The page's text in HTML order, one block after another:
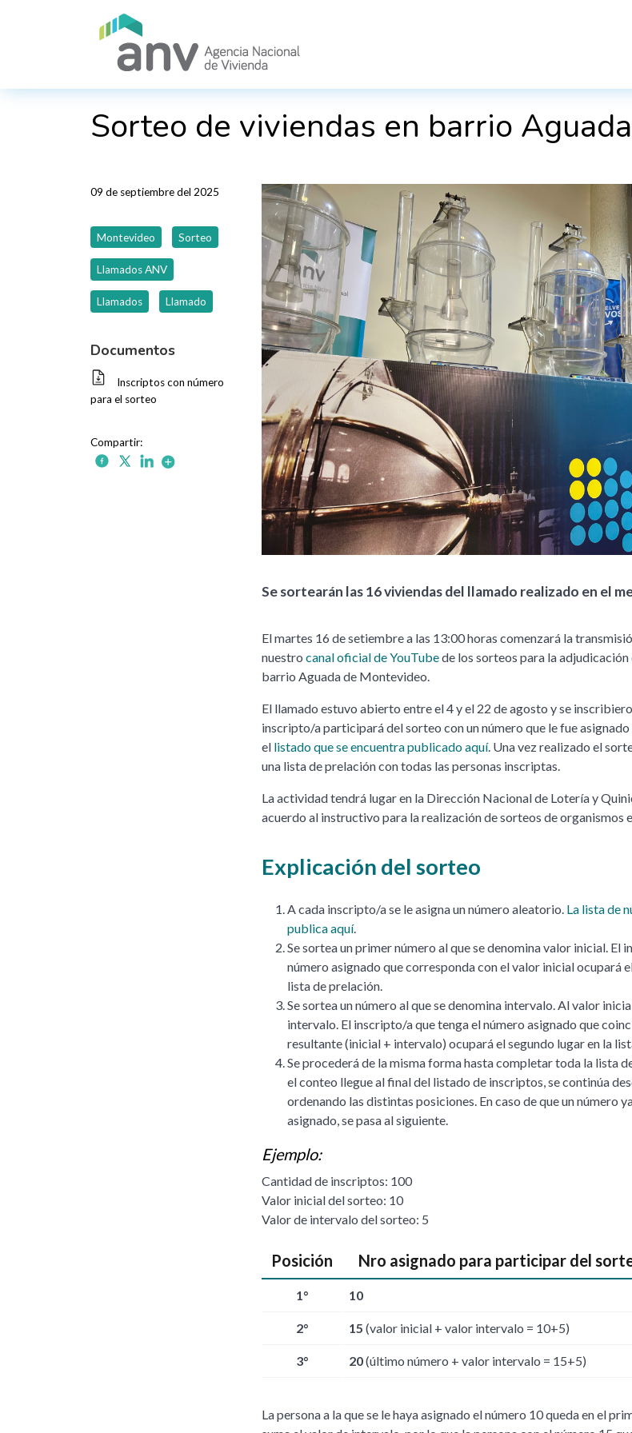
Sorteo de viviendas en barrio Aguada
09 de septiembre del 2025
Montevideo Sorteo
Llamados ANV
Llamados Llamado
Documentos
Inscriptos con número
para el sorteo
Se sortearán las 16 viviendas del llamado realizado en el
El martes 16 de setiembre a las 13:00 horas comenzará la
nuestro canal oficial de YouTubede los sorteos para la adjudicación
barrio Aguada de Montevideo.
El llamado estuvo abierto entre el 4 y el 22 de agosto y se
inscripto/a participará del sorteo con un número que le fue
el listado que se encuentra publicado aquí. Una vez realizado el
una lista de prelación con todas las personas inscriptas.
La actividad tendrá lugar en la Dirección Nacional de Lotería y
acuerdo al instructivo para la realización de sorteos de organismos
Explicación del sorteo
A cada inscripto/a se le asigna un número aleatorio. La lista de
publica aquí.
Se sortea un primer número al que se denomina valor inicial. El
número asignado que corresponda con el valor inicial ocupará
lista de prelación.
Se sortea un número al que se denomina intervalo. Al valor
intervalo. El inscripto/a que tenga el número asignado que
resultante (inicial + intervalo) ocupará el segundo lugar en la
Se procederá de la misma forma hasta completar toda la lista
el conteo llegue al final del listado de inscriptos, se continúa
ordenando las distintas posiciones. En caso de que un número
asignado, se pasa al siguiente.
Ejemplo:
Cantidad de inscriptos: 100
Valor inicial del sorteo: 10
Valor de intervalo del sorteo: 5
Posición Nro asignado para participar del
1° 10
2° 15 (valor inicial + valor intervalo = 10+5)
3° 20(último número + valor intervalo = 15+5)
La persona a la que se le haya asignado el número 10 queda en el